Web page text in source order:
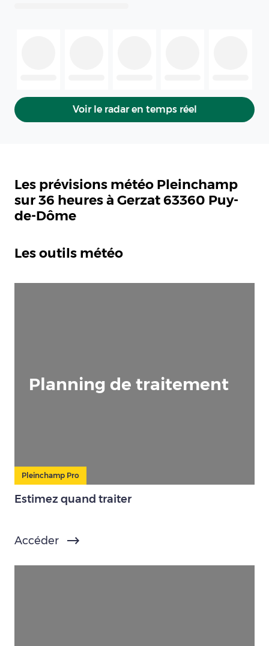
Voir le radar en temps réel
Les prévisions météo Pleinchamp
sur 36 heures à Gerzat 63360 Puy-
de-Dôme
Les outils météo
Planning de traitement
Pleinchamp Pro
Estimez quand traiter
Accéder